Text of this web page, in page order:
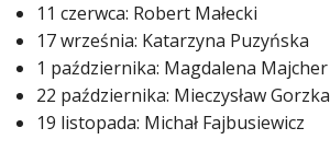
11 czerwca: Robert Małecki
17 września: Katarzyna Puzyńska
1 października: Magdalena Majcher
22 października: Mieczysław Gorzka
19 listopada: Michał Fajbusiewicz